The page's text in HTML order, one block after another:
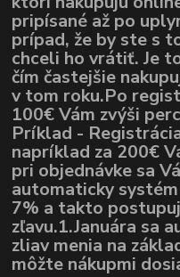
pripísané až po
prípad, že by ste s
chceli ho vrátiť. Je
čím častejšie
v tom roku.Po
100€ Vám zvýši
Príklad -
napríklad za 200€
pri objednávke sa
automaticky systém
7% a takto
zľavu.1.Januára sa
zliav menia na
môžte nákupmi